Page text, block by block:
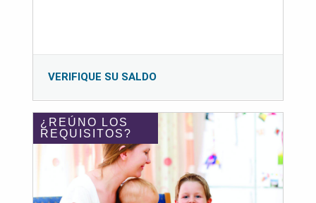
VERIFIQUE SU SALDO
¿REÚNO LOS
REQUISITOS?